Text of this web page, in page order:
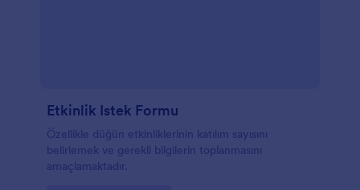
Etkinlik Istek Formu
Özellikle düğün etkinliklerinin katılım sayısını
belirlemek ve gerekli bilgilerin toplanmasını
amaçlamaktadır.